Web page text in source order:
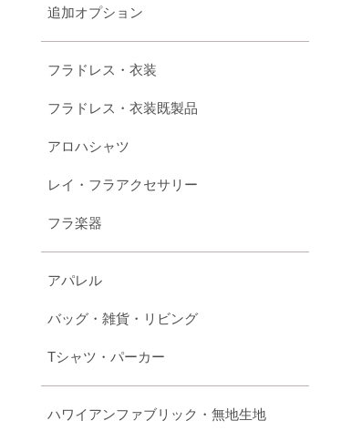
追加オプション
フラドレス・衣装
フラドレス・衣装既製品
アロハシャツ
レイ・フラアクセサリー
フラ楽器
アパレル
バッグ・雑貨・リビング
Tシャツ・パーカー
ハワイアンファブリック・無地生地